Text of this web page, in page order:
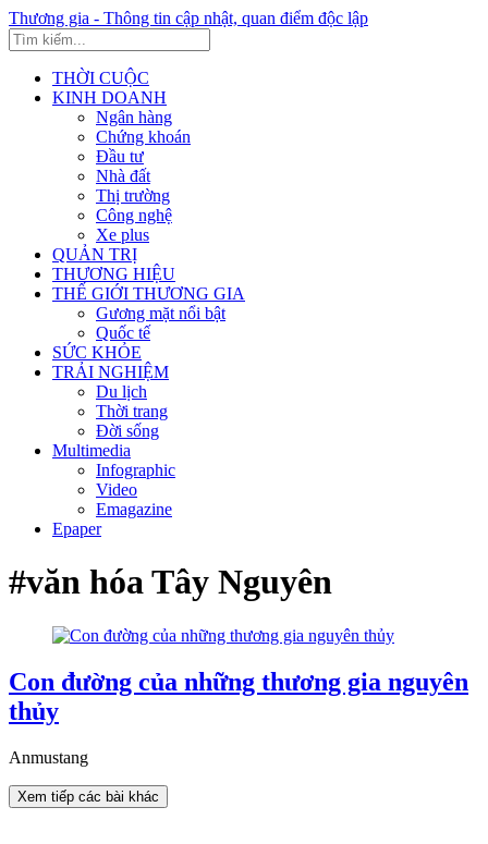
Thương gia - Thông tin cập nhật, quan điểm độc lập
THỜI CUỘC
KINH DOANH
Ngân hàng
Chứng khoán
Đầu tư
Nhà đất
Thị trường
Công nghệ
Xe plus
QUẢN TRỊ
THƯƠNG HIỆU
THẾ GIỚI THƯƠNG GIA
Gương mặt nổi bật
Quốc tế
SỨC KHỎE
TRẢI NGHIỆM
Du lịch
Thời trang
Đời sống
Multimedia
Infographic
Video
Emagazine
Epaper
#văn hóa Tây Nguyên
Con đường của những thương gia nguyên
thủy
Anmustang
Xem tiếp các bài khác